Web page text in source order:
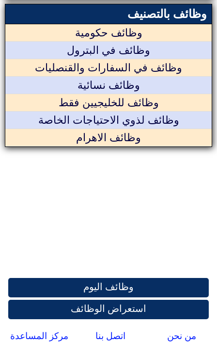
وظائف بالتصنيف
وظائف حكومية
وظائف في البترول
وظائف في السفارات والقنصليات
وظائف نسائية
وظائف للخليجيين فقط
وظائف لذوي الاحتياجات الخاصة
وظائف الاهرام
وظائف اليوم
استعراض الوظائف
من نحن اتصل بنا مركز المساعدة